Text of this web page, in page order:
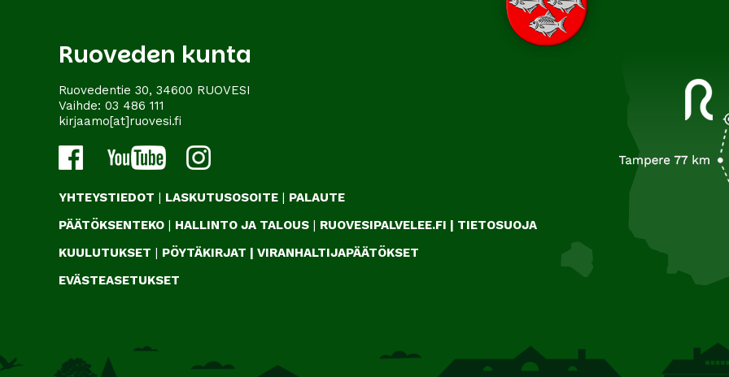
Ruoveden kunta
Ruovedentie 30, 34600 RUOVESI
Vaihde: 03 486 111
kirjaamo[at]ruovesi.fi
YHTEYSTIEDOT | LASKUTUSOSOITE | PALAUTE
PÄÄTÖKSENTEKO | HALLINTO JA TALOUS | RUOVESIPALVELEE.FI | TIETOSUOJA
KUULUTUKSET | PÖYTÄKIRJAT | VIRANHALTIJAPÄÄTÖKSET
EVÄSTEASETUKSET